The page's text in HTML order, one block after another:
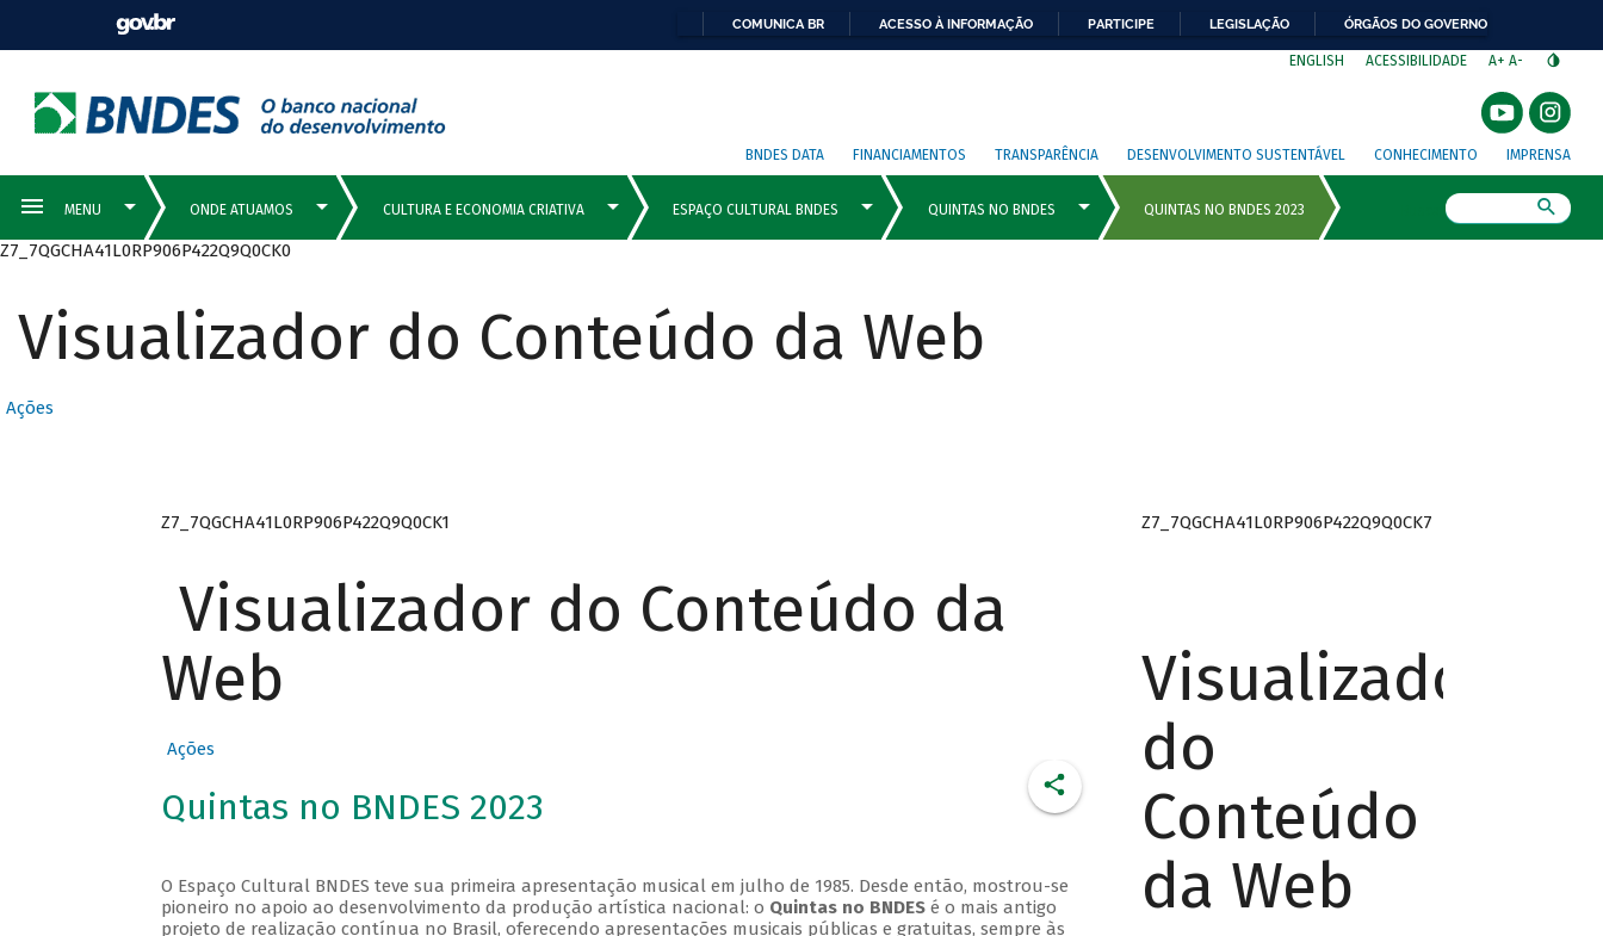
COMUNICA BR ACESSO À INFORMAÇÃO PARTICIPE LEGISLAÇÃO ÓRGÃOS DO GOVERNO
ENGLISH ACESSIBILIDADE A+ A-
BNDES DATA FINANCIAMENTOS TRANSPARÊNCIA DESENVOLVIMENTO SUSTENTÁVEL CONHECIMENTO IMPRENSA
Z7_7QGCHA41L0RP906P422Q9Q0CK0
Visualizador do Conteúdo da Web
Ações
Z7_7QGCHA41L0RP906P422Q9Q0CK1
Visualizador do Conteúdo da
Web
Ações
Quintas no BNDES 2023
O Espaço Cultural BNDES teve sua primeira apresentação musical em julho de 1985. Desde então, mostrou-se
pioneiro no apoio ao desenvolvimento da produção artística nacional: o Quintas no BNDESé o mais antigo
projeto de realização contínua no Brasil, oferecendo apresentações musicais públicas e gratuitas, sempre às
Z7_7QGCHA41L0RP906P422Q9Q0CK7
Visualizador
do
Conteúdo
da Web